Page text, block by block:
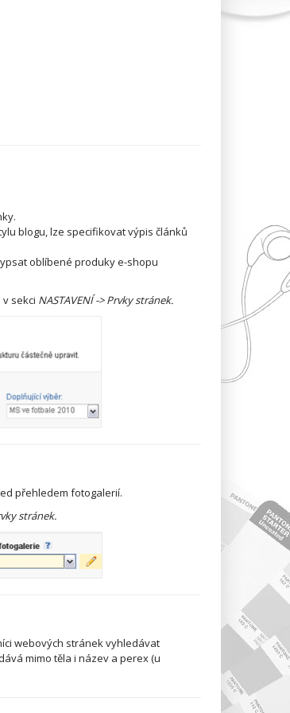
blogu, lze specifikovat výpis článků
oblíbené produky e-shopu
sekci NASTAVENÍ -> Prvky stránek.
přehledem fotogalerií.
stránek.
webových stránek vyhledávat
mimo těla i název a perex (u